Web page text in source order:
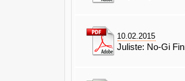
10.02.2015
Juliste: No-Gi